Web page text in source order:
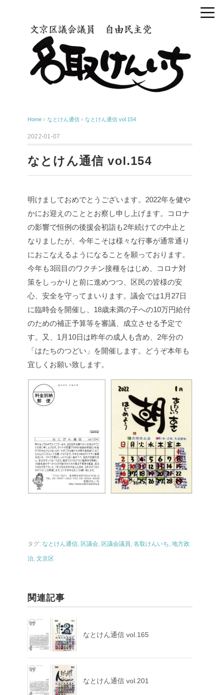
Home › なとけん通信 › なとけん通信 vol.154
2022-01-07
なとけん通信 vol.154
明けましておめでとうございます。2022年を健や
かにお迎えのこととお察し申し上げます。コロナ
の影響で恒例の後援会初詣も2年続けての中止と
なりましたが、今年こそは様々な行事が通常通り
におこなえるようになることを願っております。
今年も3回目のワクチン接種をはじめ、コロナ対
策をしっかりと前に進めつつ、区民の皆様の安
心、安全を守ってまいります。議会では1月27日
に臨時会を開催し、18歳未満の子への10万円給付
のための補正予算等を審議、成立させる予定で
す。又、1月10日は昨年の成人も含め、2年分の
「はたちのつどい」を開催します。どうぞ本年も
宜しくお願い致します。
タグ: なとけん通信, 区議会, 区議会議員, 名取けんいち, 地方政
治, 文京区
関連記事
なとけん通信 vol.165
なとけん通信 vol.201